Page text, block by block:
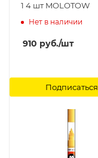
1 4 шт MOLOTOW
Нет в наличии
910 руб./шт
Подписаться